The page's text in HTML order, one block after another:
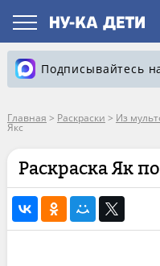
Подписывайтесь
Главная > Раскраски > Из
Якс
Раскраска Як